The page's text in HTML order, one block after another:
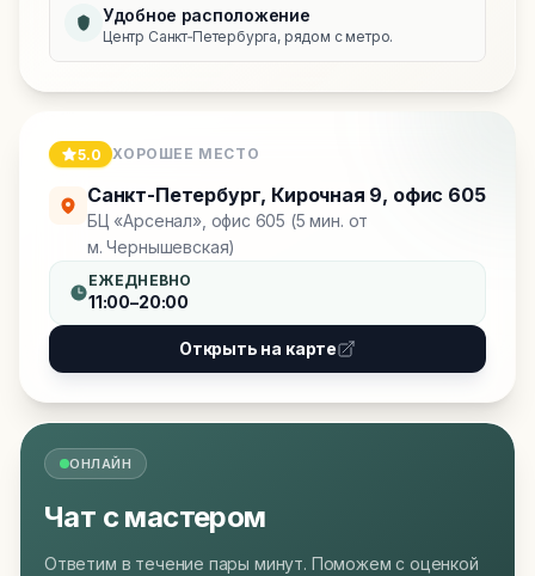
Удобное расположение
Центр Санкт‑Петербурга, рядом с метро.
5.0 ХОРОШЕЕ МЕСТО
Санкт-Петербург, Кирочная 9, офис 605
БЦ «Арсенал», офис 605 (5 мин. от
м. Чернышевская)
ЕЖЕДНЕВНО
11:00–20:00
Открыть на карте
ОНЛАЙН
Чат с мастером
Ответим в течение пары минут. Поможем с оценкой